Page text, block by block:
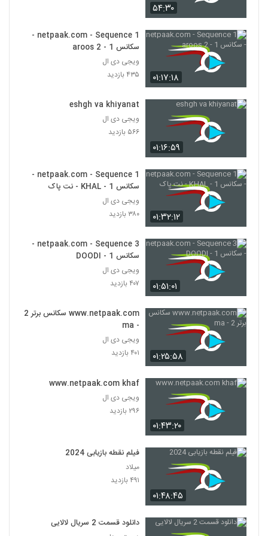
۵۴:۳۰
۰۱:۱۷:۱۸
netpaak.com - Sequence 1 -
سکانس 1 - 2 aroos
ویجی دی ال
۴۳۵ بازدید
۰۱:۱۶:۵۹
eshgh va khiyanat
ویجی دی ال
۵۶۶ بازدید
۰۱:۳۲:۱۲
netpaak.com - Sequence 1 -
سکانس 1 - KHAL - نت پاک
ویجی دی ال
۳۸۰ بازدید
۰۱:۵۱:۰۱
netpaak.com - Sequence 3 -
سکانس 1 - DOODI
ویجی دی ال
۴۰۷ بازدید
۰۱:۲۵:۵۸
www.netpaak.com سکانس برتر 2
- ma
ویجی دی ال
۴۰۱ بازدید
۰۱:۴۳:۲۰
www.netpaak.com khaf
ویجی دی ال
۲۹۶ بازدید
۰۱:۴۸:۴۵
فیلم نقطه بازیابی 2024
میلاد
۴۹۱ بازدید
دانلود قسمت 2 سریال لالایی